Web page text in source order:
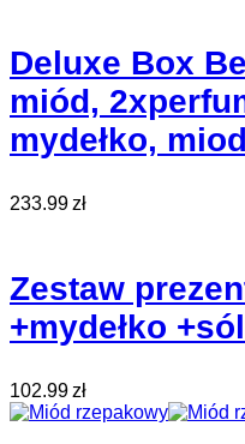
Deluxe Box
miód,
mydełko,
233.99zł
Zestaw
+mydełko
102.99zł